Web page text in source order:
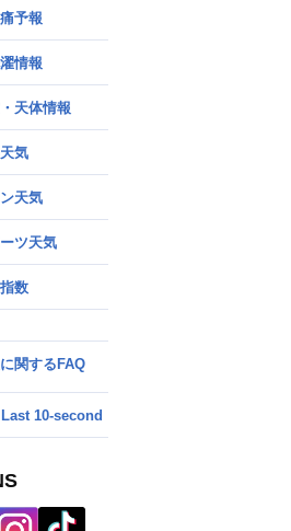
予報
情報
天体情報
気
天気
ツ天気
数
関するFAQ
10-second